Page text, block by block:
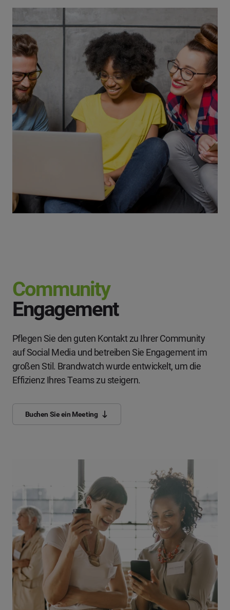
Community
Engagement
Pflegen Sie den guten Kontakt zu Ihrer Community
auf Social Media und betreiben Sie Engagement im
großen Stil. Brandwatch wurde entwickelt, um die
Effizienz Ihres Teams zu steigern.
Buchen Sie ein Meeting